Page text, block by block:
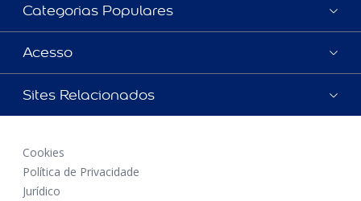
Categorias Populares
Acesso
Sites Relacionados
Cookies
Política de Privacidade
Jurídico